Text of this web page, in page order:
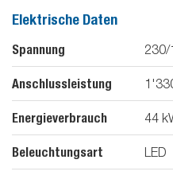
Elektrische Daten
Spannung 230/
Anschlussleistung
Energieverbrauch 44
Beleuchtungsart LED